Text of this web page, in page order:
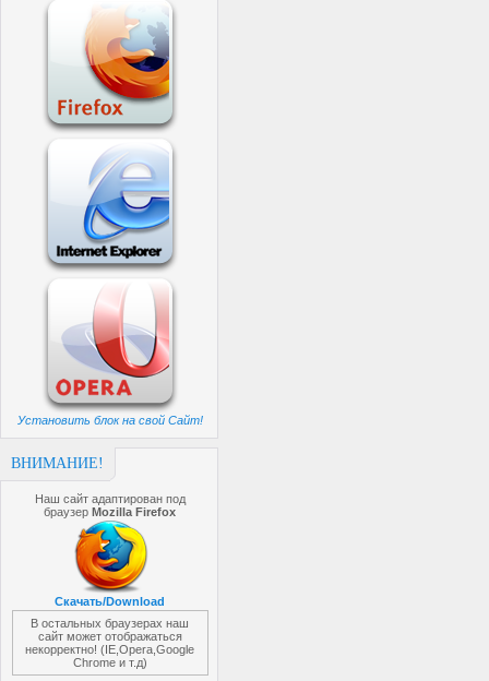
Установить блок на свой Сайт!
ВНИМАНИЕ!
Наш сайт адаптирован под
браузерMozilla Firefox
Скачать/Download
В остальных браузерах наш
сайт может отображаться
некорректно! (IE,Opera,Google
Chrome и т.д)